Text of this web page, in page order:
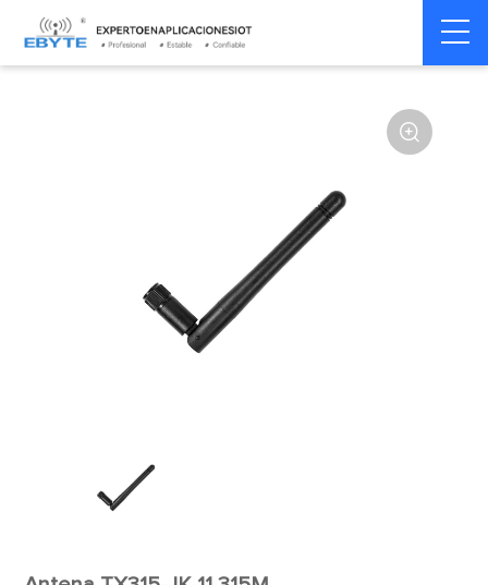
Home > Accesorios > Antena
